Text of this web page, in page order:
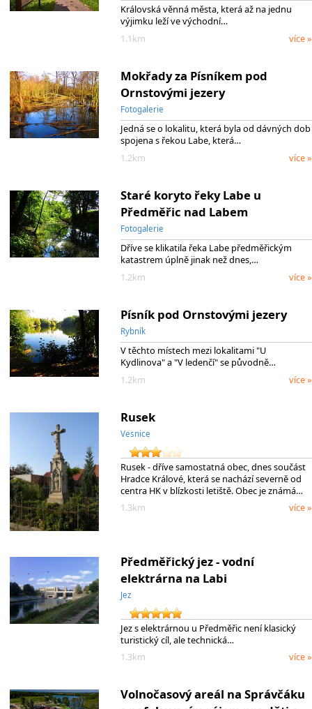
Královská věnná města, která až na jednu
výjimku leží ve východní…
1.1km
více »
Mokřady za Písníkem pod
Ornstovými jezery
Fotogalerie
Jedná se o lokalitu, která byla od dávných dob
spojena s řekou Labe, která…
1.2km
více »
Staré koryto řeky Labe u
Předměřic nad Labem
Fotogalerie
Dříve se klikatila řeka Labe předměřickým
katastrem úplně jinak než dnes,…
1.2km
více »
Písník pod Ornstovými jezery
Rybník
V těchto místech mezi lokalitami "U
Kydlinova" a "V ledenčí" se původně…
1.2km
více »
Rusek
Vesnice
Rusek - dříve samostatná obec, dnes součást
Hradce Králové, která se nachází severně od
centra HK v blízkosti letiště. Obec je známá…
1.3km
více »
Předměřický jez - vodní
elektrárna na Labi
Jez
Jez s elektrárnou u Předměřic není klasický
turistický cíl, ale technická…
1.3km
více »
Volnočasový areál na Správčáku